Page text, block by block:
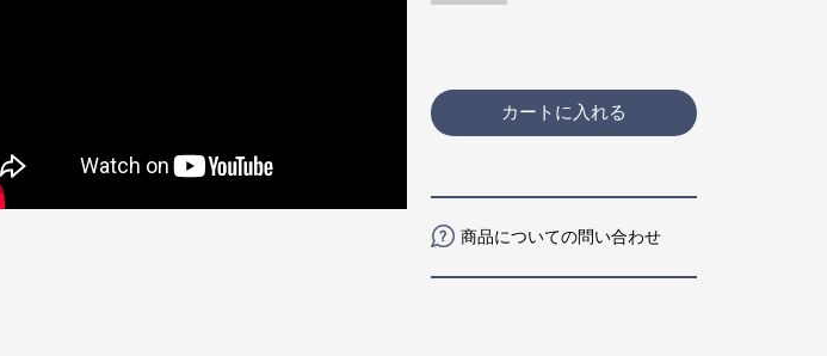
カートに入れる
商品についての問い合わせ